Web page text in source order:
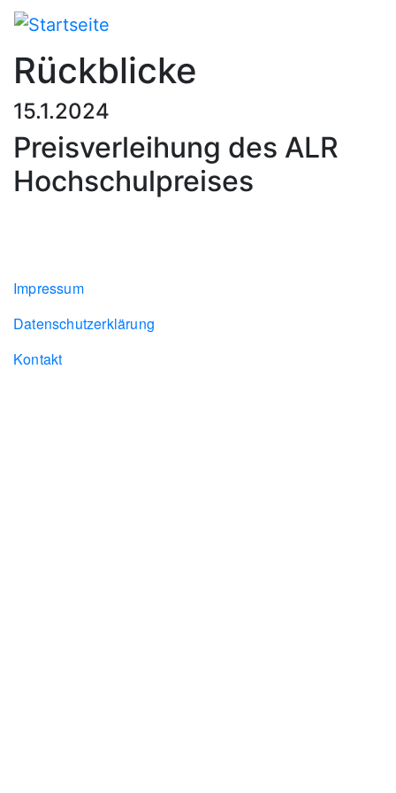
Direkt
Inhalt
Rückblicke
15.1.2024
Preisverleihung des ALR
Hochschulpreises
Footer menu
Impressum
Datenschutzerklärung
Kontakt